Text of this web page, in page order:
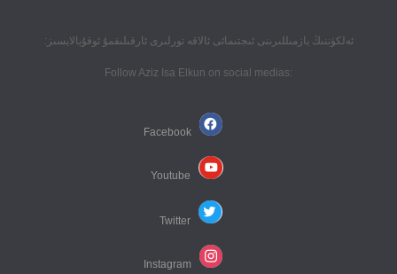
ئەلكۈننىڭ يازمىللىرىنى ئىجتىمائى ئالاقە تورلىرى ئارقىلىقمۇ ئوقۇيالايسىز:
:Follow Aziz Isa Elkun on social medias